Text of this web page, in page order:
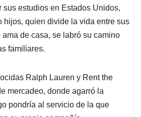
sus estudios en Estados Unidos,
hijos, quien divide la vida entre sus
de casa, se labró su camino
familiares.
Ralph Lauren y Rent the
mercadeo, donde agarró la
pondría al servicio de la que